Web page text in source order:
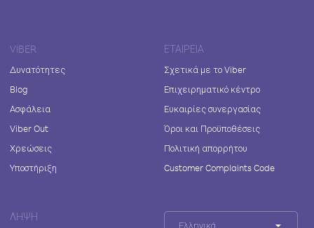
VIBER
Δυνατότητες
Blog
Ασφάλεια
Viber Out
Χρεώσεις
Υποστήριξη
ΕΤΑΙΡΕΊΑ
Σχετικά με το Viber
Επιχειρηματικό κέντρο
Ευκαιρίες συνεργασίας
Όροι και Προϋποθέσεις
Πολιτική απορρήτου
Customer Complaints Code
ΛΉΨΗ
Ελληνικά